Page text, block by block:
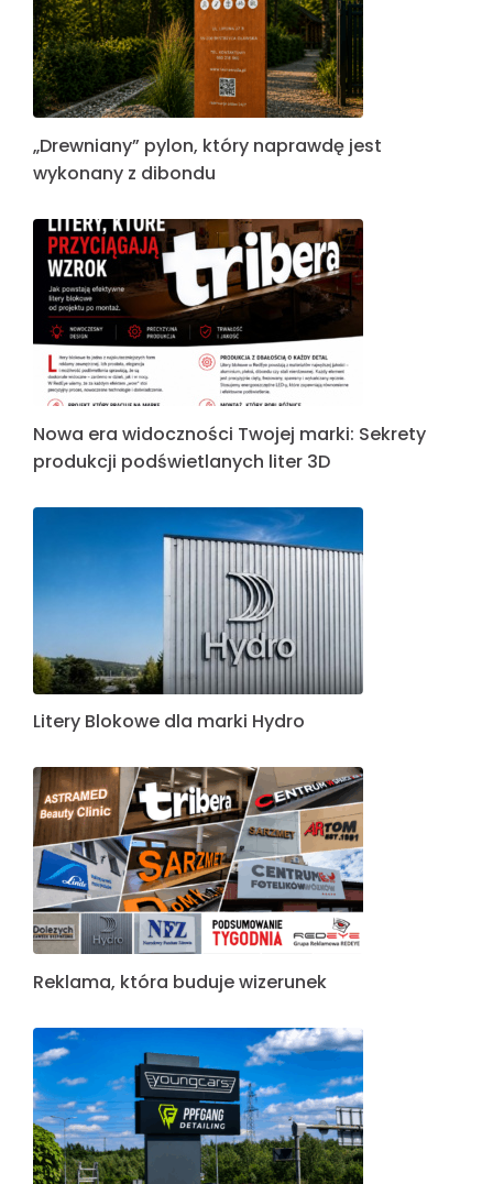
„Drewniany” pylon, który naprawdę jest
wykonany z dibondu
Nowa era widoczności Twojej marki: Sekrety
produkcji podświetlanych liter 3D
Litery Blokowe dla marki Hydro
Reklama, która buduje wizerunek